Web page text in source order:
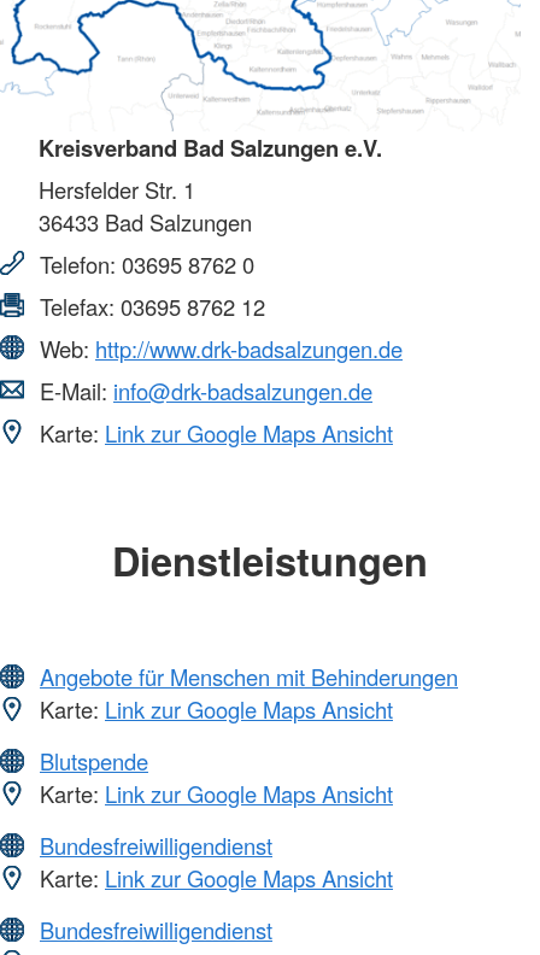
Kreisverband Bad Salzungen e.V.
Hersfelder Str. 1
36433 Bad Salzungen
Telefon: 03695 8762 0
Telefax: 03695 8762 12
Web: http://www.drk-badsalzungen.de
E-Mail: info@drk-badsalzungen.de
Karte: Link zur Google Maps Ansicht
Dienstleistungen
Angebote für Menschen mit Behinderungen
Karte: Link zur Google Maps Ansicht
Blutspende
Karte: Link zur Google Maps Ansicht
Bundesfreiwilligendienst
Karte: Link zur Google Maps Ansicht
Bundesfreiwilligendienst